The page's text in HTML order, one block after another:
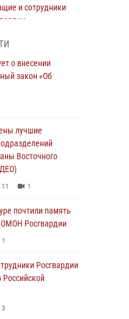
и сотрудники
подразделений
личного
потерявшей
мероприятия
2
акция
о внесении
закон «Об
лучшие
Восточного
11 1
почтили память
ОМОН Росгвардии
1
Росгвардии
Российской
3